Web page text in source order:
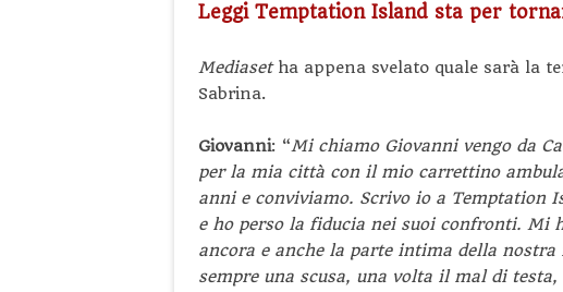
Leggi Temptation Island sta per
Mediasetha appena svelato quale sarà la
Sabrina.
Giovanni: “Mi chiamo Giovanni vengo da
per la mia città con il mio carrettino
anni e conviviamo. Scrivo io a Temptation
e ho perso la fiducia nei suoi confronti. Mi
ancora e anche la parte intima della
sempre una scusa, una volta il mal di